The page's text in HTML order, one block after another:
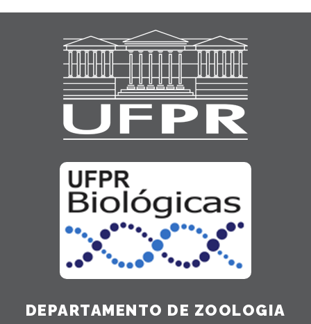
DEPARTAMENTO DE ZOOLOGIA